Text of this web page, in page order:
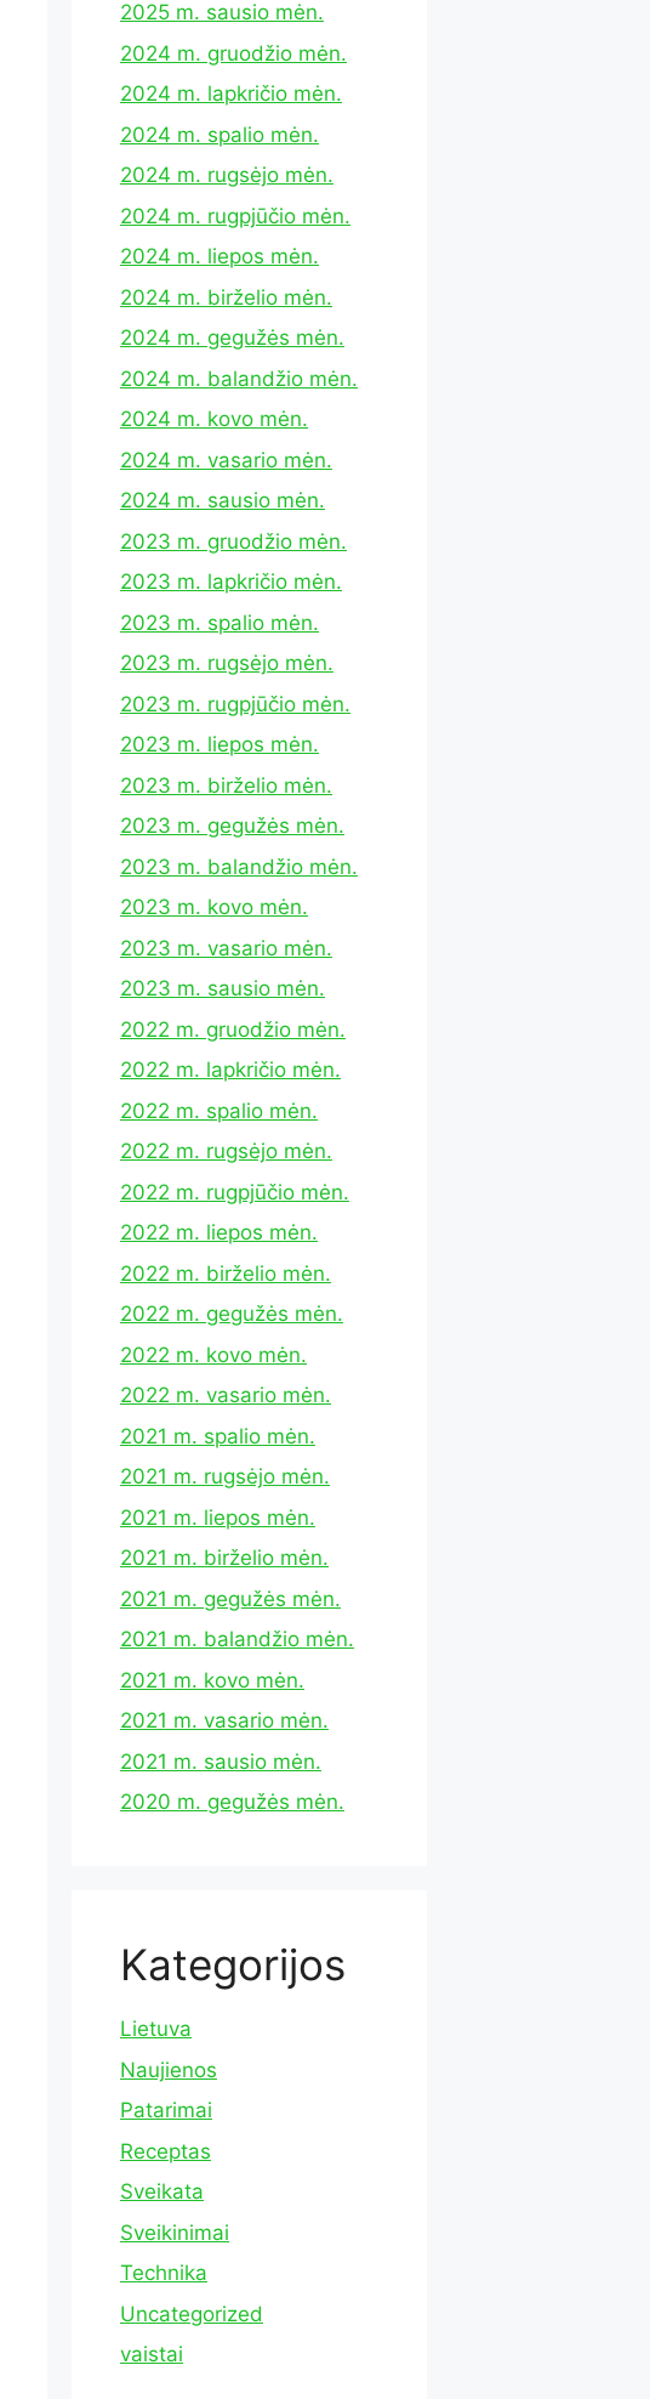
2025 m. sausio mėn.
2024 m. gruodžio mėn.
2024 m. lapkričio mėn.
2024 m. spalio mėn.
2024 m. rugsėjo mėn.
2024 m. rugpjūčio mėn.
2024 m. liepos mėn.
2024 m. birželio mėn.
2024 m. gegužės mėn.
2024 m. balandžio mėn.
2024 m. kovo mėn.
2024 m. vasario mėn.
2024 m. sausio mėn.
2023 m. gruodžio mėn.
2023 m. lapkričio mėn.
2023 m. spalio mėn.
2023 m. rugsėjo mėn.
2023 m. rugpjūčio mėn.
2023 m. liepos mėn.
2023 m. birželio mėn.
2023 m. gegužės mėn.
2023 m. balandžio mėn.
2023 m. kovo mėn.
2023 m. vasario mėn.
2023 m. sausio mėn.
2022 m. gruodžio mėn.
2022 m. lapkričio mėn.
2022 m. spalio mėn.
2022 m. rugsėjo mėn.
2022 m. rugpjūčio mėn.
2022 m. liepos mėn.
2022 m. birželio mėn.
2022 m. gegužės mėn.
2022 m. kovo mėn.
2022 m. vasario mėn.
2021 m. spalio mėn.
2021 m. rugsėjo mėn.
2021 m. liepos mėn.
2021 m. birželio mėn.
2021 m. gegužės mėn.
2021 m. balandžio mėn.
2021 m. kovo mėn.
2021 m. vasario mėn.
2021 m. sausio mėn.
2020 m. gegužės mėn.
Kategorijos
Lietuva
Naujienos
Patarimai
Receptas
Sveikata
Sveikinimai
Technika
Uncategorized
vaistai